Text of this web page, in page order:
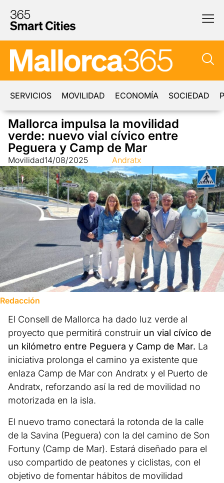
SERVICIOS MOVILIDAD ECONOMÍA SOCIEDAD
Mallorca impulsa la movilidad
verde: nuevo vial cívico entre
Peguera y Camp de Mar
Movilidad14/08/2025 Andratx
Redacción
El Consell de Mallorca ha dado luz verde al
proyecto que permitirá construir un vial cívico de
un kilómetro entre Peguera y Camp de Mar. La
iniciativa prolonga el camino ya existente que
enlaza Camp de Mar con Andratx y el Puerto de
Andratx, reforzando así la red de movilidad no
motorizada en la isla.
El nuevo tramo conectará la rotonda de la calle
de la Savina (Peguera) con la del camino de Son
Fortuny (Camp de Mar). Estará diseñado para el
uso compartido de peatones y ciclistas, con el
objetivo de fomentar hábitos de movilidad